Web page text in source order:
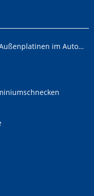
Vorrichtung zum Stanzen von Innen-/Außenplatinen im Automobilbereich